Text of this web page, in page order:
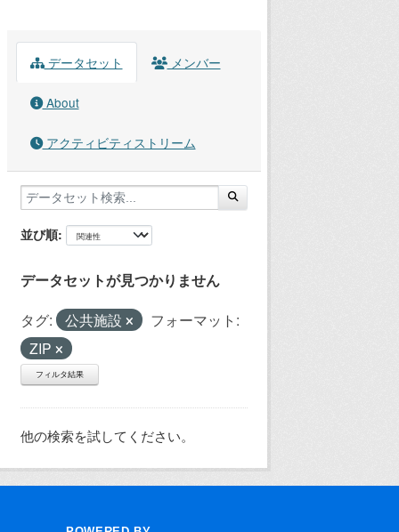
データセット メンバー
About
アクティビティストリーム
並び順
データセットが見つかりません
タグ: 公共施設
フォーマット:
ZIP
フィルタ結果
他の検索を試してください。